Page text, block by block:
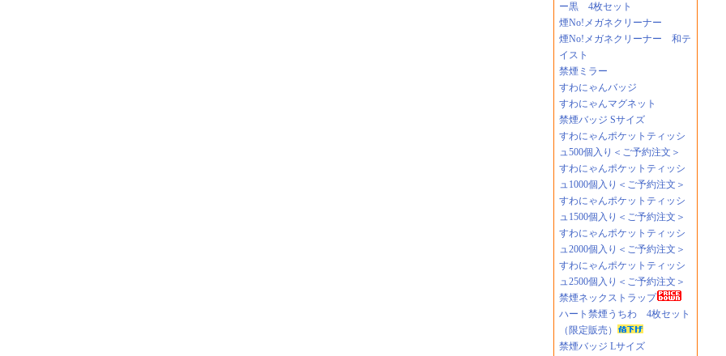
ー黒 4枚セット
煙No!メガネクリーナー
煙No!メガネクリーナー 和テ
イスト
禁煙ミラー
すわにゃんバッジ
すわにゃんマグネット
禁煙バッジ Sサイズ
すわにゃんポケットティッシ
ュ500個入り＜ご予約注文＞
すわにゃんポケットティッシ
ュ1000個入り＜ご予約注文＞
すわにゃんポケットティッシ
ュ1500個入り＜ご予約注文＞
すわにゃんポケットティッシ
ュ2000個入り＜ご予約注文＞
すわにゃんポケットティッシ
ュ2500個入り＜ご予約注文＞
禁煙ネックストラップ
ハート禁煙うちわ 4枚セット
（限定販売）
禁煙バッジ Lサイズ